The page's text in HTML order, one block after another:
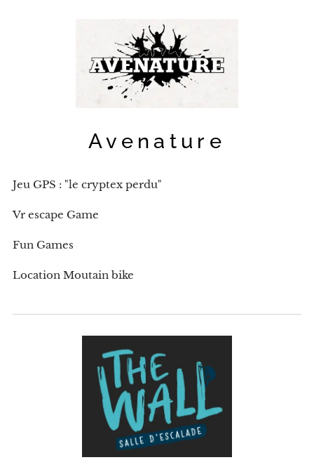
Avenature
Jeu GPS : "le cryptex perdu"
Vr escape Game
Fun Games
Location Moutain bike